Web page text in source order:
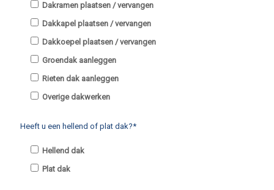
Dakramen plaatsen / vervangen
Dakkapel plaatsen / vervangen
Dakkoepel plaatsen / vervangen
Groendak aanleggen
Rieten dak aanleggen
Overige dakwerken
Heeft u een hellend of plat dak?*
Hellend dak
Plat dak